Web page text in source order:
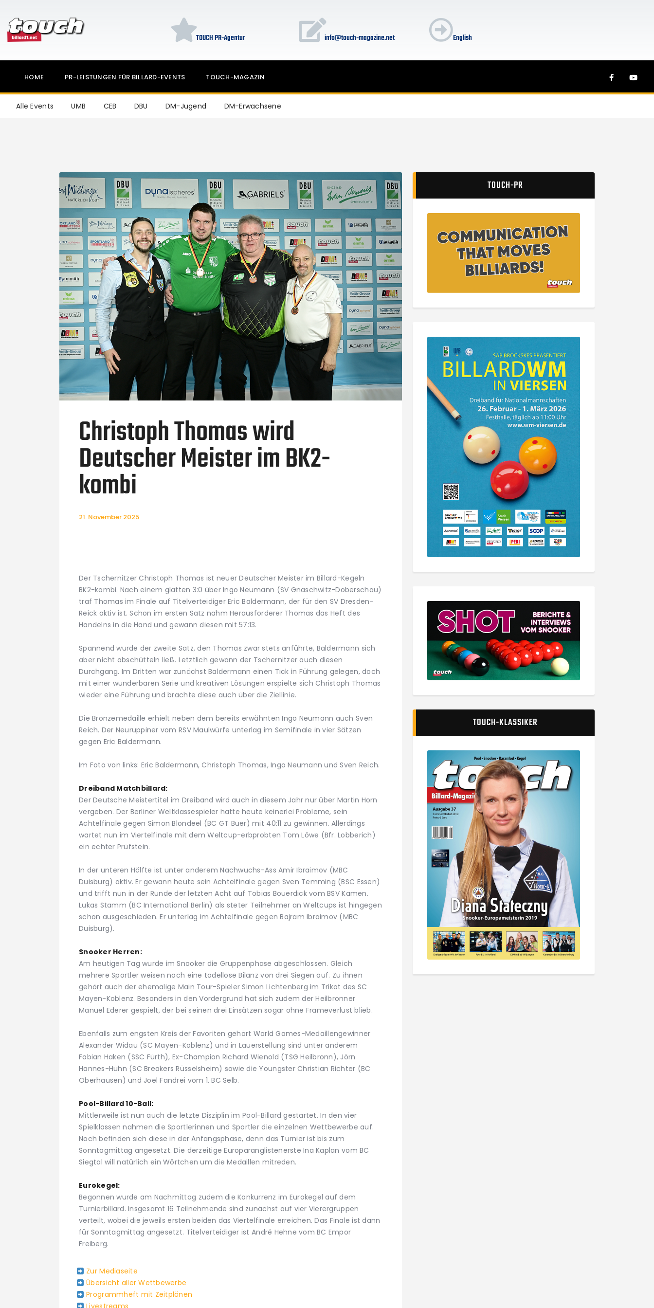
TOUCH PR-Agentur info@touch-magazine.net English
HOME PR-LEISTUNGEN FÜR BILLARD-EVENTS TOUCH-MAGAZIN
Alle Events UMB CEB DBU DM-Jugend DM-Erwachsene
PR-Leistungen für Billard-Events
Touch-Magazin
Christoph Thomas wird
Deutscher Meister im BK2-
kombi
21. November 2025
Der Tschernitzer Christoph Thomas ist neuer Deutscher Meister im Billard-Kegeln
BK2-kombi. Nach einem glatten 3:0 über Ingo Neumann (SV Gnaschwitz-Doberschau)
traf Thomas im Finale auf Titelverteidiger Eric Baldermann, der für den SV Dresden-
Reick aktiv ist. Schon im ersten Satz nahm Herausforderer Thomas das Heft des
Handelns in die Hand und gewann diesen mit 57:13.
Spannend wurde der zweite Satz, den Thomas zwar stets anführte, Baldermann sich
aber nicht abschütteln ließ. Letztlich gewann der Tschernitzer auch diesen
Durchgang. Im Dritten war zunächst Baldermann einen Tick in Führung gelegen, doch
mit einer wunderbaren Serie und kreativen Lösungen erspielte sich Christoph Thomas
wieder eine Führung und brachte diese auch über die Ziellinie.
Die Bronzemedaille erhielt neben dem bereits erwähnten Ingo Neumann auch Sven
Reich. Der Neuruppiner vom RSV Maulwürfe unterlag im Semifinale in vier Sätzen
gegen Eric Baldermann.
Im Foto von links: Eric Baldermann, Christoph Thomas, Ingo Neumann und Sven Reich.
Dreiband Matchbillard:
Der Deutsche Meistertitel im Dreiband wird auch in diesem Jahr nur über Martin Horn
vergeben. Der Berliner Weltklassespieler hatte heute keinerlei Probleme, sein
Achtelfinale gegen Simon Blondeel (BC GT Buer) mit 40:11 zu gewinnen. Allerdings
wartet nun im Viertelfinale mit dem Weltcup-erbprobten Tom Löwe (Bfr. Lobberich)
ein echter Prüfstein.
In der unteren Hälfte ist unter anderem Nachwuchs-Ass Amir Ibraimov (MBC
Duisburg) aktiv. Er gewann heute sein Achtelfinale gegen Sven Temming (BSC Essen)
und trifft nun in der Runde der letzten Acht auf Tobias Bouerdick vom BSV Kamen.
Lukas Stamm (BC International Berlin) als steter Teilnehmer an Weltcups ist hingegen
schon ausgeschieden. Er unterlag im Achtelfinale gegen Bajram Ibraimov (MBC
Duisburg).
Snooker Herren:
Am heutigen Tag wurde im Snooker die Gruppenphase abgeschlossen. Gleich
mehrere Sportler weisen noch eine tadellose Bilanz von drei Siegen auf. Zu ihnen
gehört auch der ehemalige Main Tour-Spieler Simon Lichtenberg im Trikot des SC
Mayen-Koblenz. Besonders in den Vordergrund hat sich zudem der Heilbronner
Manuel Ederer gespielt, der bei seinen drei Einsätzen sogar ohne Frameverlust blieb.
Ebenfalls zum engsten Kreis der Favoriten gehört World Games-Medaillengewinner
Alexander Widau (SC Mayen-Koblenz) und in Lauerstellung sind unter anderem
Fabian Haken (SSC Fürth), Ex-Champion Richard Wienold (TSG Heilbronn), Jörn
Hannes-Hühn (SC Breakers Rüsselsheim) sowie die Youngster Christian Richter (BC
Oberhausen) und Joel Fandrei vom 1. BC Selb.
Pool-Billard 10-Ball:
Mittlerweile ist nun auch die letzte Disziplin im Pool-Billard gestartet. In den vier
Spielklassen nahmen die Sportlerinnen und Sportler die einzelnen Wettbewerbe auf.
Noch befinden sich diese in der Anfangsphase, denn das Turnier ist bis zum
Sonntagmittag angesetzt. Die derzeitige Europaranglistenerste Ina Kaplan vom BC
Siegtal will natürlich ein Wörtchen um die Medaillen mitreden.
Eurokegel:
Begonnen wurde am Nachmittag zudem die Konkurrenz im Eurokegel auf dem
Turnierbillard. Insgesamt 16 Teilnehmende sind zunächst auf vier Vierergruppen
verteilt, wobei die jeweils ersten beiden das Viertelfinale erreichen. Das Finale ist dann
für Sonntagmittag angesetzt. Titelverteidiger ist André Hehne vom BC Empor
Freiberg.
Zur Mediaseite
Übersicht aller Wettbewerbe
Programmheft mit Zeitplänen
TOUCH-PR
TOUCH-KLASSIKER